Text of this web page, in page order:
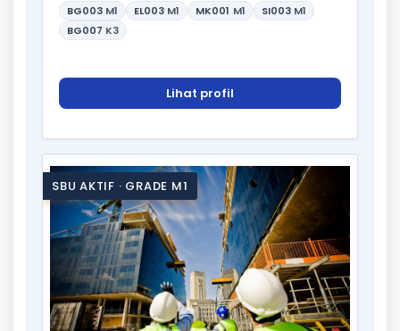
BG003 M1 EL003 M1 MK001 M1 SI003 M1
BG007 K3
Lihat profil
SBU AKTIF · GRADE M1